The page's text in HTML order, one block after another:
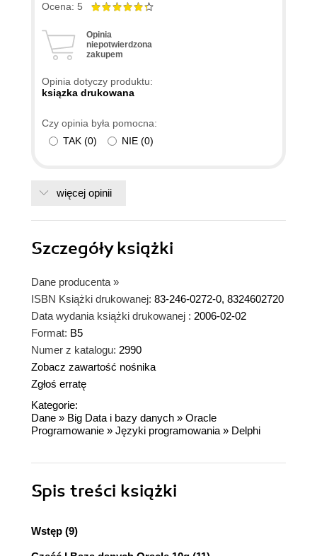
Ocena: 5
Opinia
niepotwierdzona
zakupem
Opinia dotyczy produktu:
ksiązka drukowana
Czy opinia była pomocna:
TAK (0) NIE (0)
więcej opinii
Szczegółyksiążki
Dane producenta »
ISBN Książki drukowanej: 83-246-0272-0, 8324602720
Data wydania książki drukowanej : 2006-02-02
Format: B5
Numer z katalogu: 2990
Zobacz zawartość nośnika
Zgłoś erratę
Kategorie:
Dane » Big Data i bazy danych » Oracle
Programowanie » Języki programowania» Delphi
Spis treści książki
Wstęp (9)